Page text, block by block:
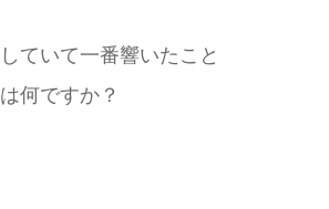
ていて一番響いたこと
何ですか？